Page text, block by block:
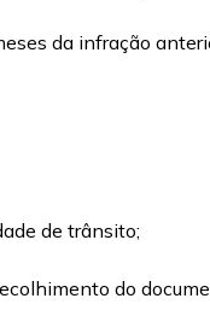
da infração
de trânsito;
do